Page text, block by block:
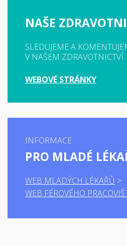
NAŠE
SLEDUJEME A
V NAŠEM ZDRAVOTNICTVÍ
WEBOVÉ STRÁNKY
INFORMACE
PRO MLADÉ
WEB MLADÝCH LÉKAŘŮ
WEB FÉROVÉHO